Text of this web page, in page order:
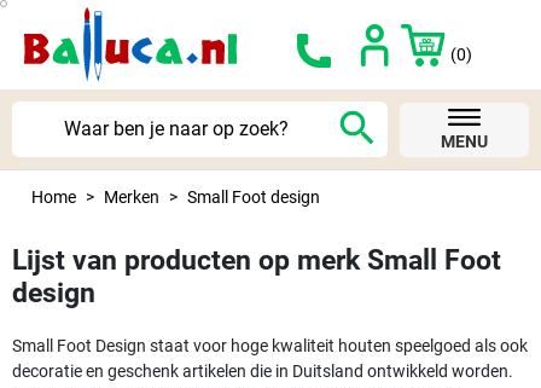
(0)
search MENU
Home Merken Small Foot design
Lijst van producten op merk Small Foot
design
Small Foot Design staat voor hoge kwaliteit houten speelgoed als ook
decoratie en geschenk artikelen die in Duitsland ontwikkeld worden.